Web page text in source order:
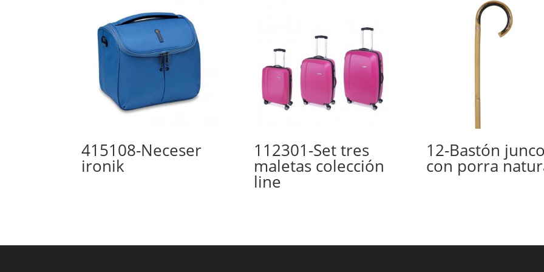
415108-Neceser
ironik
112301-Set tres
maletas colección
line
12-Bastón
con porra